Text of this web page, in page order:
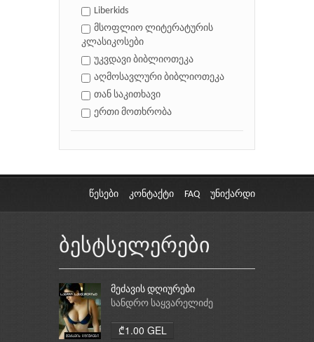
Liberkids
მსოფლიო ლიტერატურის
კლასიკოსები
უკვდავი ბიბლიოთეკა
აღმოსავლური ბიბლიოთეკა
თან საკითხავი
ერთი მოთხრობა
წესები კონტაქტი FAQ უნიქარდი
ბესტსელერები
მეძავის დღიურები
სანდრო საყვარელიძე
₾1.00 GEL